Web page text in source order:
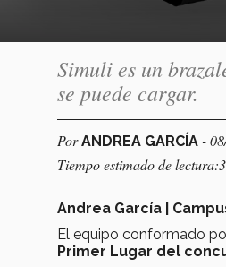
Simuli es un
se puede cargar.
PorANDREA GARCÍA -
Tiempo estimado de
Andrea García |
El equipo conformado
Primer Lugar del